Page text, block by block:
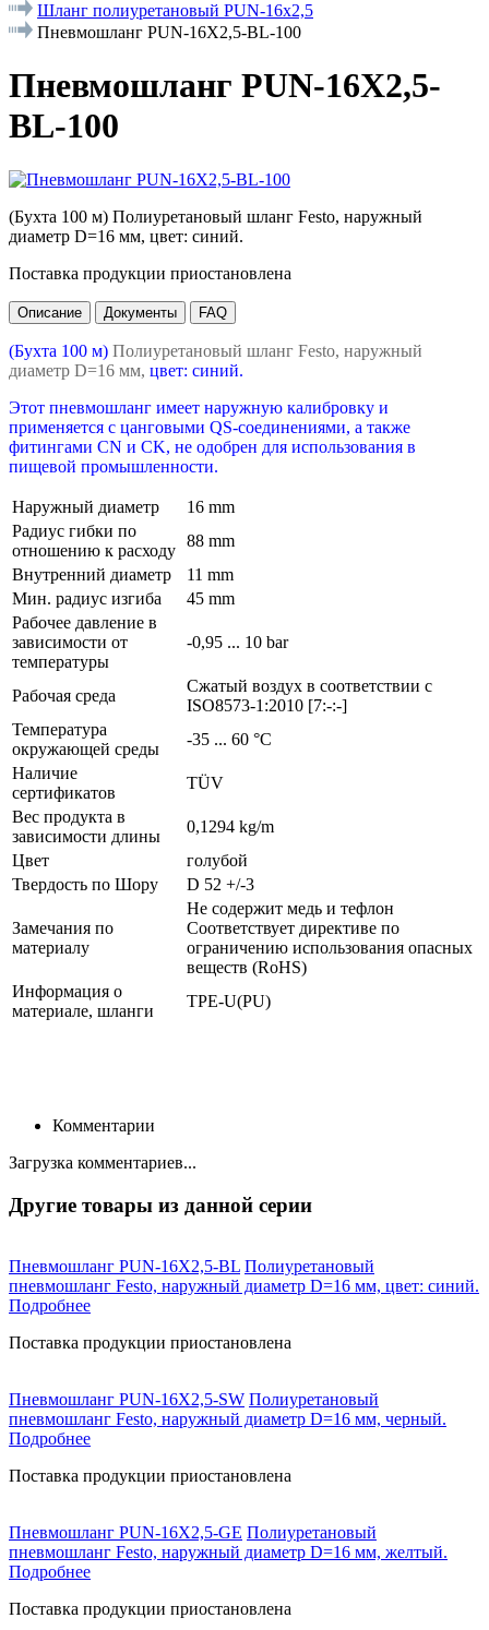
Шланг полиуретановый PUN-16x2,5
Пневмошланг PUN-16X2,5-BL-100
Пневмошланг PUN-16X2,5-
BL-100
(Бухта 100 м) Полиуретановый шланг Festo, наружный
диаметр D=16 мм, цвет: синий.
Поставка продукции приостановлена
Описание Документы FAQ
(Бухта 100 м) Полиуретановый шланг Festo, наружный
диаметр D=16 мм, цвет: синий.
Этот пневмошланг имеет наружную калибровку и
применяется с цанговыми QS-соединениями, а также
фитингами CN и CK, не одобрен для использования в
пищевой промышленности.
Наружный диаметр
16 mm
Радиус гибки по
отношению к расходу
88 mm
Внутренний диаметр
11 mm
Мин. радиус изгиба
45 mm
Рабочее давление в
зависимости от
температуры
-0,95 ... 10 bar
Рабочая среда
Сжатый воздух в соответствии с
ISO8573-1:2010 [7:-:-]
Температура
окружающей среды
-35 ... 60 °C
Наличие
сертификатов
TÜV
Вес продукта в
зависимости длины
0,1294 kg/m
Цвет
голубой
Твердость по Шору
D 52 +/-3
Замечания по
материалу
Не содержит медь и тефлон
Соответствует директиве по
ограничению использования опасных
веществ (RoHS)
Информация о
материале, шланги
TPE-U(PU)
Комментарии
Загрузка комментариев...
Другие товары из данной серии
Пневмошланг PUN-16X2,5-BL Полиуретановый
пневмошланг Festo, наружный диаметр D=16 мм, цвет: синий.
Подробнее
Поставка продукции приостановлена
Пневмошланг PUN-16X2,5-SW Полиуретановый
пневмошланг Festo, наружный диаметр D=16 мм, черный.
Подробнее
Поставка продукции приостановлена
Пневмошланг PUN-16X2,5-GE Полиуретановый
пневмошланг Festo, наружный диаметр D=16 мм, желтый.
Подробнее
Поставка продукции приостановлена